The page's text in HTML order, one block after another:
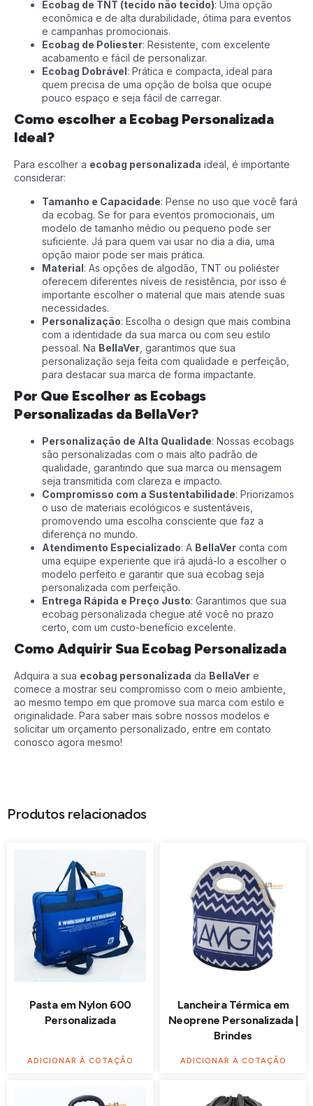
Ecobag de TNT (tecido não tecido): Uma opção
econômica e de alta durabilidade, ótima para eventos
e campanhas promocionais.
Ecobag de Poliester: Resistente, com excelente
acabamento e fácil de personalizar.
Ecobag Dobrável: Prática e compacta, ideal para
quem precisa de uma opção de bolsa que ocupe
pouco espaço e seja fácil de carregar.
Como escolher a Ecobag Personalizada
Ideal?
Para escolher a ecobag personalizada ideal, é importante
considerar:
Tamanho e Capacidade: Pense no uso que você fará
da ecobag. Se for para eventos promocionais, um
modelo de tamanho médio ou pequeno pode ser
suficiente. Já para quem vai usar no dia a dia, uma
opção maior pode ser mais prática.
Material: As opções de algodão, TNT ou poliéster
oferecem diferentes níveis de resistência, por isso é
importante escolher o material que mais atende suas
necessidades.
Personalização: Escolha o design que mais combina
com a identidade da sua marca ou com seu estilo
pessoal. Na BellaVer , garantimos que sua
personalização seja feita com qualidade e perfeição,
para destacar sua marca de forma impactante.
Por Que Escolher as Ecobags
Personalizadas da BellaVer?
Personalização de Alta Qualidade: Nossas ecobags
são personalizadas com o mais alto padrão de
qualidade, garantindo que sua marca ou mensagem
seja transmitida com clareza e impacto.
Compromisso com a Sustentabilidade: Priorizamos
o uso de materiais ecológicos e sustentáveis,
promovendo uma escolha consciente que faz a
diferença no mundo.
Atendimento Especializado: A BellaVer conta com
uma equipe experiente que irá ajudá-lo a escolher o
modelo perfeito e garantir que sua ecobag seja
personalizada com perfeição.
Entrega Rápida e Preço Justo: Garantimos que sua
ecobag personalizada chegue até você no prazo
certo, com um custo-benefício excelente.
Como Adquirir Sua Ecobag Personalizada
Adquira a sua ecobag personalizada da BellaVer e
comece a mostrar seu compromisso com o meio ambiente,
ao mesmo tempo em que promove sua marca com estilo e
originalidade. Para saber mais sobre nossos modelos e
solicitar um orçamento personalizado, entre em contato
conosco agora mesmo!
Produtos relacionados
Pasta em Nylon 600
Personalizada
ADICIONAR À COTAÇÃO
Lancheira Térmica em
Neoprene Personalizada |
Brindes
ADICIONAR À COTAÇÃO